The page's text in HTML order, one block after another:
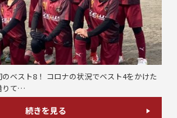
ベスト8！ コロナの状況でベスト4をかけた
りて…
続きを見る